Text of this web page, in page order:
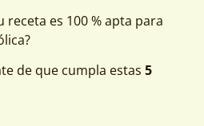
receta es 100 % apta para
de que cumpla estas 5